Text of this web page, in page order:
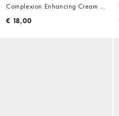
Complexion Enhancing Cream -
Crème met vitamine C 25ml
€ 18,00